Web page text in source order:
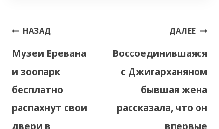
Навигация
записям
НАЗАД
Музеи Еревана
и зоопарк
бесплатно
распахнут свои
двери в
ДАЛЕЕ
Воссоединившаяся
с Джигарханяном
бывшая жена
рассказала, что он
впервые